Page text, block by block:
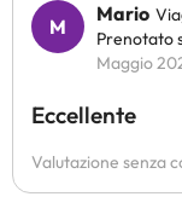
Mario
Prenotato
Maggio
Eccellente
Valutazione senza